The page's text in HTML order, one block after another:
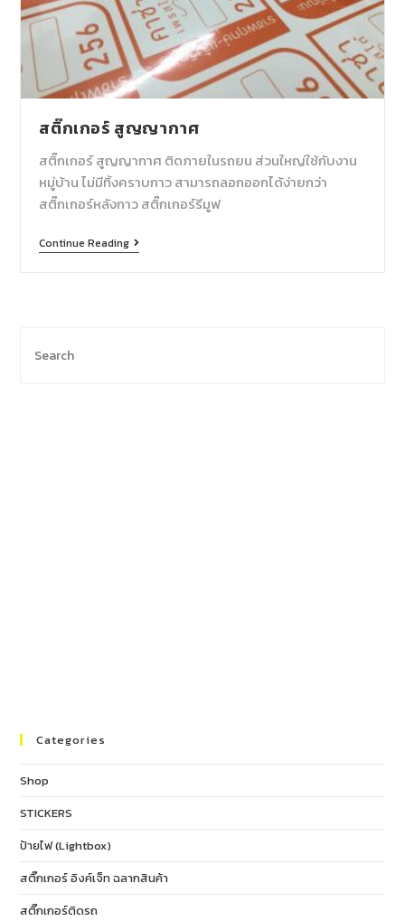
สติ๊กเกอร์ สูญญากาศ
สติ๊กเกอร์ สูญญากาศ ติดภายในรถยน ส่วนใหญ่ใช้กับงาน
หมู่บ้าน ไม่มีทิ้งคราบกาว สามารถลอกออกได้ง่ายกว่า
สติ๊กเกอร์หลังกาว สติ๊กเกอร์รีมูฟ
Continue Reading
Categories
Shop
STICKERS
ป้ายไฟ (Lightbox)
สติ๊กเกอร์ อิงค์เจ็ท ฉลากสินค้า
สติ๊กเกอร์ติดรถ